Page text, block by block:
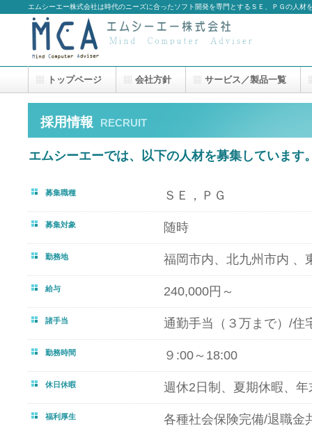
エムシーエー株式会社は時代のニーズに合ったソフト開発を専門とするＳＥ、ＰＧの人材
採用情報 RECRUIT
エムシーエーでは、以下の人材を募集しています
募集職種 ＳＥ，ＰＧ
募集対象 随時
勤務地 福岡市内、北九州市内 、
給与 240,000円～
諸手当 通勤手当（３万まで）/
勤務時間 ９:00～18:00
休日休暇 週休2日制、夏期休暇、
福利厚生 各種社会保険完備/退職金
トップページ 会社方針 サービス／製品一覧